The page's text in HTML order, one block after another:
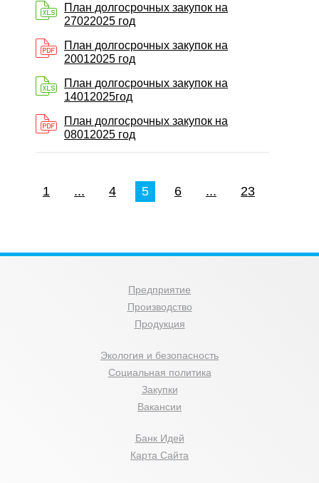
План долгосрочных закупок на
27022025 год
План долгосрочных закупок на
20012025 год
План долгосрочных закупок на
14012025год
План долгосрочных закупок на
08012025 год
1 ... 4 5 6 ... 23
Предприятие
Производство
Продукция
Экология и безопасность
Социальная политика
Закупки
Вакансии
Банк Идей
Карта Сайта